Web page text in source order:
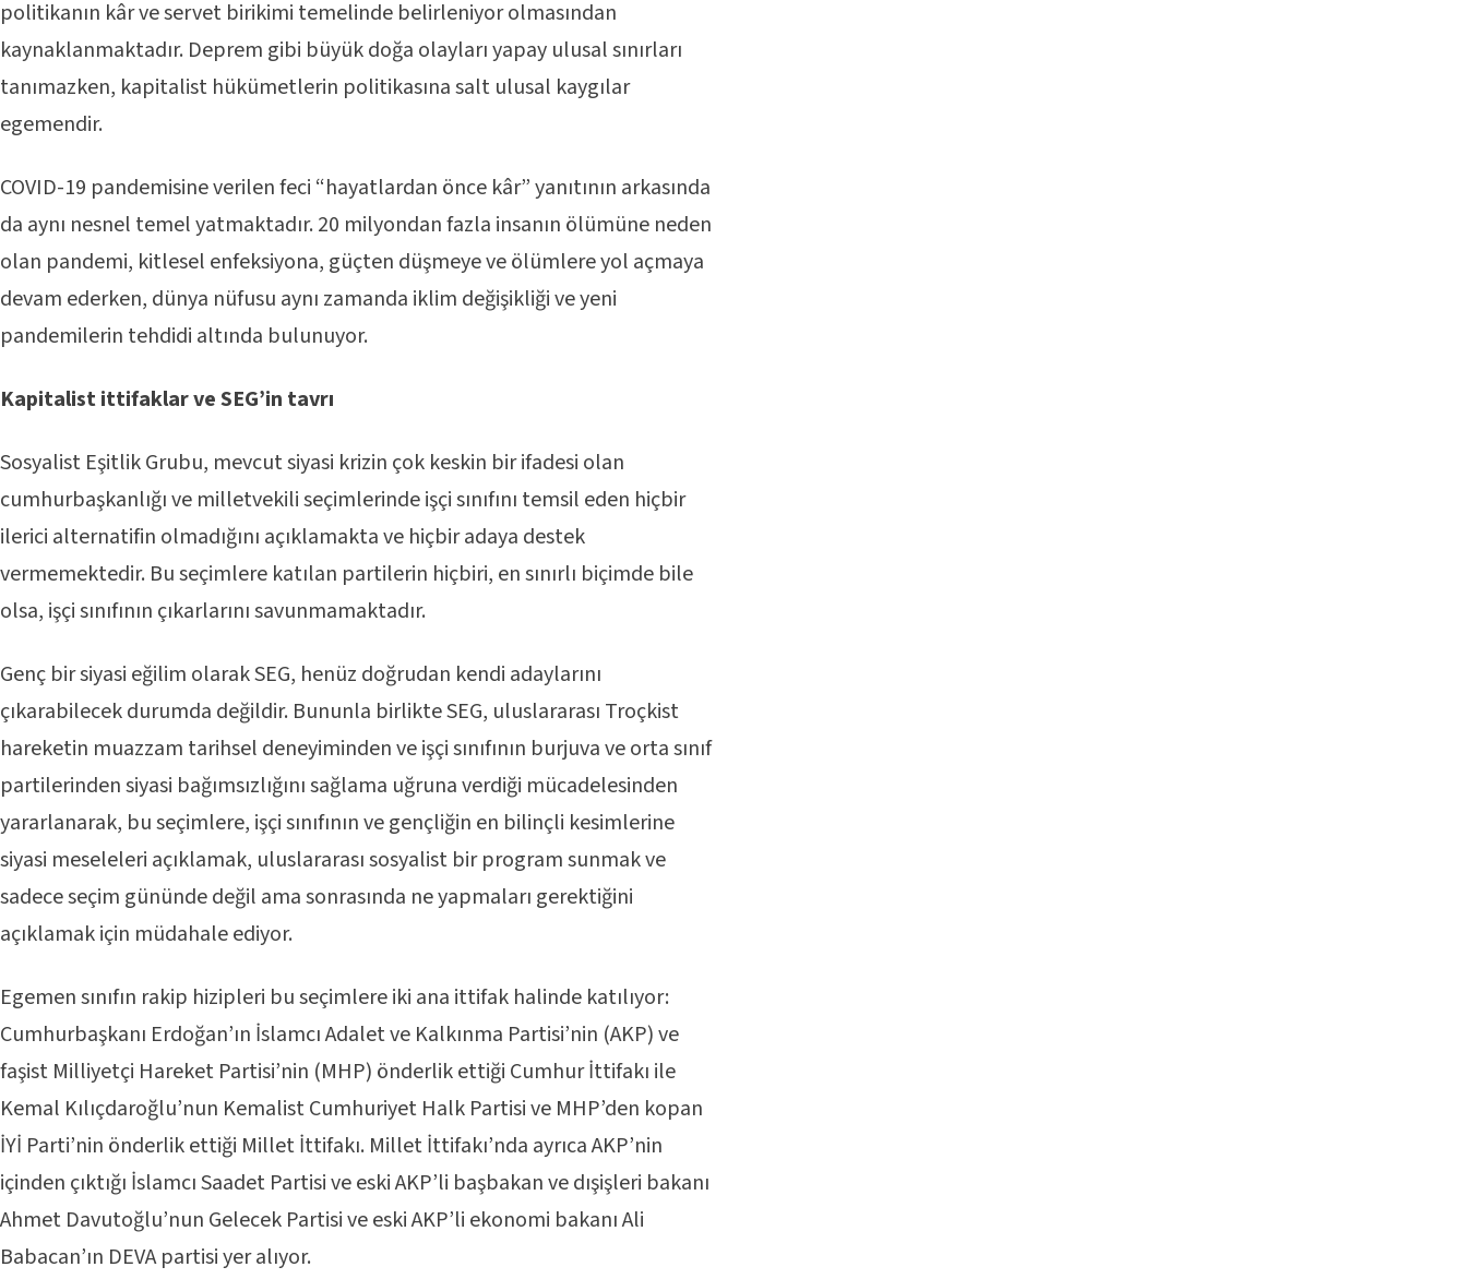
politikanın kâr ve servet birikimi temelinde belirleniyor olmasından
kaynaklanmaktadır. Deprem gibi büyük doğa olayları yapay ulusal sınırları
tanımazken, kapitalist hükümetlerin politikasına salt ulusal kaygılar
egemendir.
COVID-19 pandemisine verilen feci “hayatlardan önce kâr” yanıtının arkasında
da aynı nesnel temel yatmaktadır. 20 milyondan fazla insanın ölümüne neden
olan pandemi, kitlesel enfeksiyona, güçten düşmeye ve ölümlere yol açmaya
devam ederken, dünya nüfusu aynı zamanda iklim değişikliği ve yeni
pandemilerin tehdidi altında bulunuyor.
Kapitalist ittifaklar ve SEG’in tavrı
Sosyalist Eşitlik Grubu, mevcut siyasi krizin çok keskin bir ifadesi olan
cumhurbaşkanlığı ve milletvekili seçimlerinde işçi sınıfını temsil eden hiçbir
ilerici alternatifin olmadığını açıklamakta ve hiçbir adaya destek
vermemektedir. Bu seçimlere katılan partilerin hiçbiri, en sınırlı biçimde bile
olsa, işçi sınıfının çıkarlarını savunmamaktadır.
Genç bir siyasi eğilim olarak SEG, henüz doğrudan kendi adaylarını
çıkarabilecek durumda değildir. Bununla birlikte SEG, uluslararası Troçkist
hareketin muazzam tarihsel deneyiminden ve işçi sınıfının burjuva ve orta sınıf
partilerinden siyasi bağımsızlığını sağlama uğruna verdiği mücadelesinden
yararlanarak, bu seçimlere, işçi sınıfının ve gençliğin en bilinçli kesimlerine
siyasi meseleleri açıklamak, uluslararası sosyalist bir program sunmak ve
sadece seçim gününde değil ama sonrasında ne yapmaları gerektiğini
açıklamak için müdahale ediyor.
Egemen sınıfın rakip hizipleri bu seçimlere iki ana ittifak halinde katılıyor:
Cumhurbaşkanı Erdoğan’ın İslamcı Adalet ve Kalkınma Partisi’nin (AKP) ve
faşist Milliyetçi Hareket Partisi’nin (MHP) önderlik ettiği Cumhur İttifakı ile
Kemal Kılıçdaroğlu’nun Kemalist Cumhuriyet Halk Partisi ve MHP’den kopan
İYİ Parti’nin önderlik ettiği Millet İttifakı. Millet İttifakı’nda ayrıca AKP’nin
içinden çıktığı İslamcı Saadet Partisi ve eski AKP’li başbakan ve dışişleri bakanı
Ahmet Davutoğlu’nun Gelecek Partisi ve eski AKP’li ekonomi bakanı Ali
Babacan’ın DEVA partisi yer alıyor.